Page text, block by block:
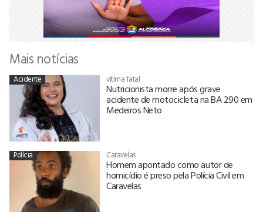
Mais notícias
Acidente vítima fatal
Nutricionista morre após grave
acidente de motocicleta na BA 290 em
Medeiros Neto
Polícia Caravelas
Homem apontado como autor de
homicídio é preso pela Polícia Civil em
Caravelas